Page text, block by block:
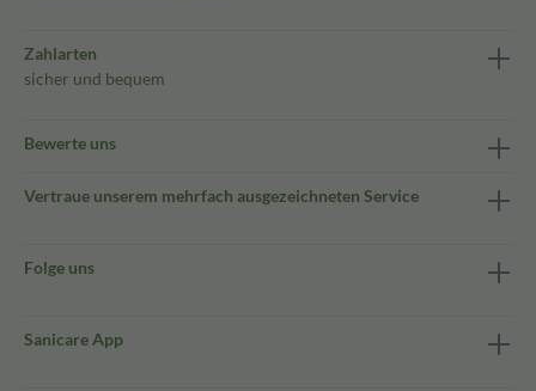
Zahlarten
sicher und bequem
Bewerte uns
Vertraue unserem mehrfach ausgezeichneten Service
Folge uns
Sanicare App